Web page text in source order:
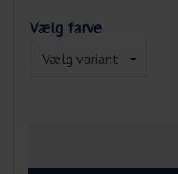
Vælg farve